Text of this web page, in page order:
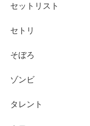
セットリスト
セトリ
そぼろ
ゾンビ
タレント